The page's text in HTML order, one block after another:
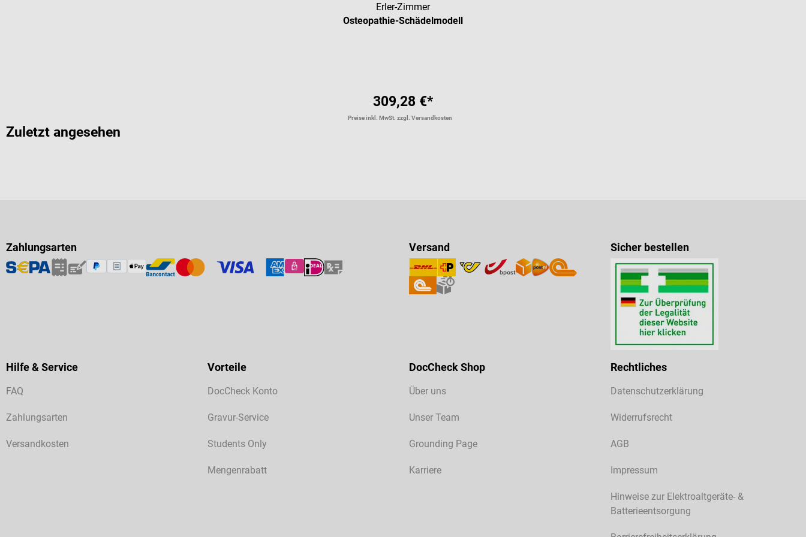
Erler-Zimmer
Osteopathie-Schädelmodell
309,28 €*
Preise inkl. MwSt. zzgl. Versandkosten
Zuletzt angesehen
Zahlungsarten Versand Sicher bestellen
Hilfe & Service
FAQ
Zahlungsarten
Versandkosten
Vorteile
DocCheck Konto
Gravur-Service
Students Only
Mengenrabatt
DocCheck Shop
Über uns
Unser Team
Grounding Page
Karriere
Rechtliches
Datenschutzerklärung
Widerrufsrecht
AGB
Impressum
Hinweise zur Elektroaltgeräte- &
Batterieentsorgung